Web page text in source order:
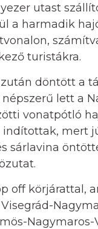
utast
a harmadik
turistákra.
döntött a
lett a
vonatpótló
indítottak, mert
sárlavina
off körjárattal,
Nagymaros-